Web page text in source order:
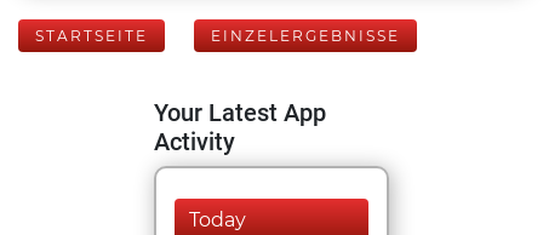
STARTSEITE EINZELERGEBNISSE
Your Latest App
Activity
Today